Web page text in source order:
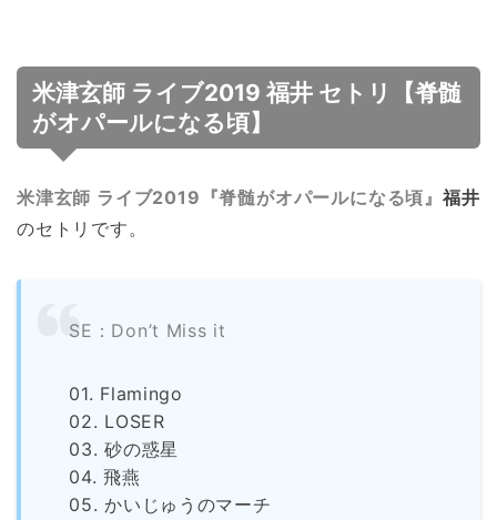
米津玄師 ライブ2019 福井 セトリ【脊髄
がオパールになる頃】
米津玄師 ライブ2019『脊髄がオパールになる頃』 福井
のセトリです。
SE：Don’t Miss it
01. Flamingo
02. LOSER
03. 砂の惑星
04. 飛燕
05. かいじゅうのマーチ